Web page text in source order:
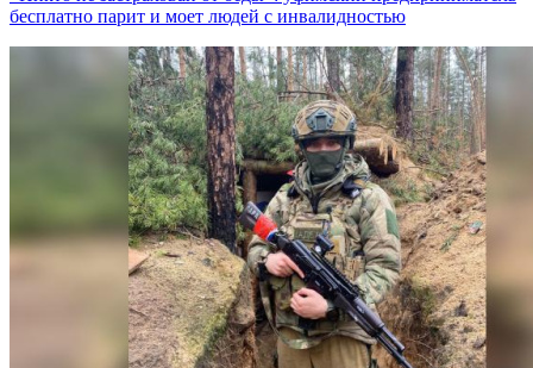
бесплатно парит и моет людей с инвалидностью